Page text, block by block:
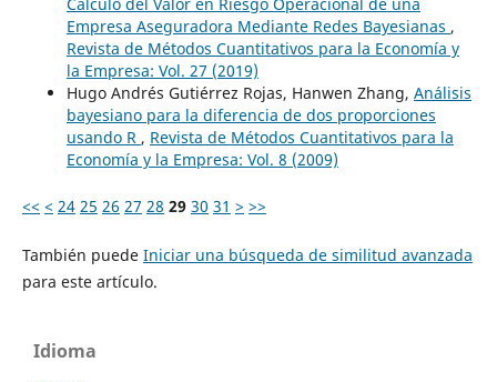
Cálculo del Valor en Riesgo Operacional de una
Empresa Aseguradora Mediante Redes Bayesianas ,
Revista de Métodos Cuantitativos para la Economía y
la Empresa: Vol. 27 (2019)
Hugo Andrés Gutiérrez Rojas, Hanwen Zhang, Análisis
bayesiano para la diferencia de dos proporciones
usando R , Revista de Métodos Cuantitativos para la
Economía y la Empresa: Vol. 8 (2009)
<< < 24 25 26 27 28 29 30 31 > >>
También puede Iniciar una búsqueda de similitud avanzada
para este artículo.
Idioma